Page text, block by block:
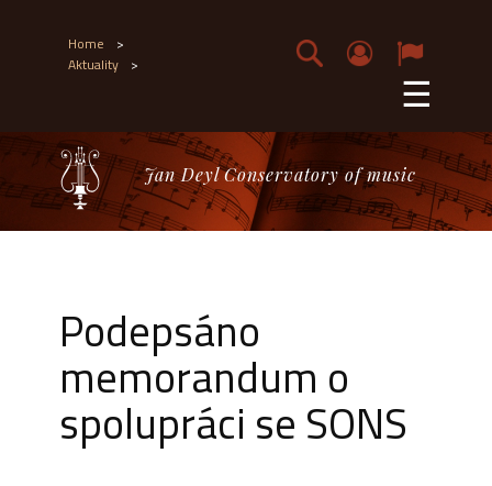
Home >
Aktuality > ☰
Jan Deyl Conservatory of music
Podepsáno
memorandum o
spolupráci se SONS